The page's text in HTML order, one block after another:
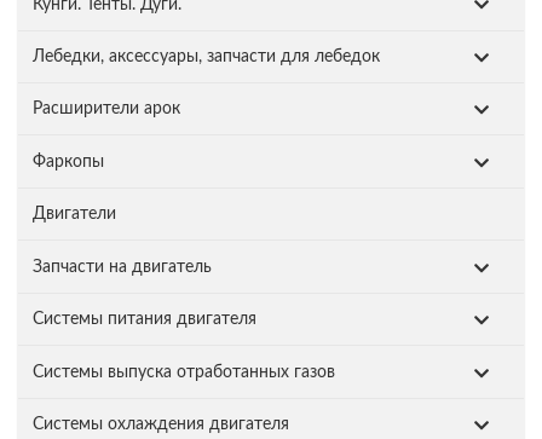
Кунги. Тенты. Дуги.
Лебедки, аксессуары, запчасти для лебедок
Расширители арок
Фаркопы
Двигатели
Запчасти на двигатель
Системы питания двигателя
Системы выпуска отработанных газов
Системы охлаждения двигателя